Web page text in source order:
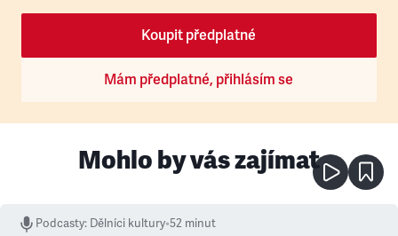
Koupit předplatné
Mám předplatné, přihlásím se
Mohlo by vás zajímat
Podcasty: Dělníci kultury•52 minut